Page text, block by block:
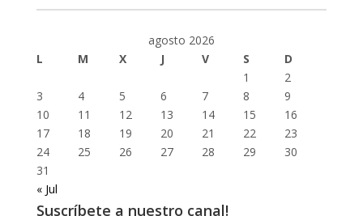
agosto 2026
L
M X J V S
D
1
2
3
4 5 6 7 8
9
10
11 12 13 14 15
16
17
18 19 20 21 22
23
24
25 26 27 28 29
30
31
« Jul
Suscríbete a nuestro canal!